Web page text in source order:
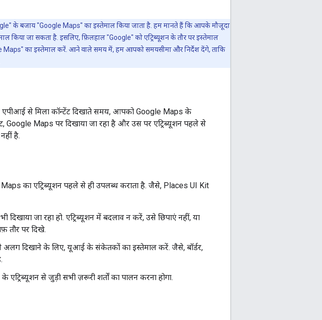
के बजाय "Google Maps" का इस्तेमाल किया जाता है. हम मानते हैं कि आपके मौजूदा
किया जा सकता है. इसलिए, फ़िलहाल "Google" को एट्रिब्यूशन के तौर पर इस्तेमाल
का इस्तेमाल करें. आने वाले समय में, हम आपको समयसीमा और निर्देश देंगे, ताकि
से मिला कॉन्टेंट दिखाते समय, आपको Google Maps के
Google Maps पर दिखाया जा रहा है और उस पर एट्रिब्यूशन पहले से
है.
का एट्रिब्यूशन पहले से ही उपलब्ध कराता है. जैसे, Places UI Kit
दिखाया जा रहा हो. एट्रिब्यूशन में बदलाव न करें, उसे छिपाएं नहीं, या
तौर पर दिखे.
दिखाने के लिए, यूआई के संकेतकों का इस्तेमाल करें. जैसे, बॉर्डर,
से जुड़ी सभी ज़रूरी शर्तों का पालन करना होगा.